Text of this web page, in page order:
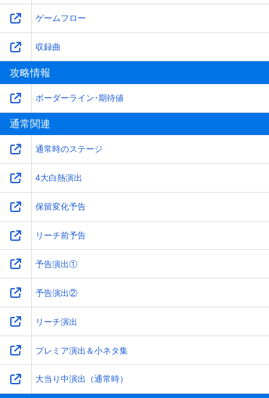
ゲームフロー
収録曲
攻略情報
ボーダーライン･期待値
通常関連
通常時のステージ
4大白熱演出
保留変化予告
リーチ前予告
予告演出①
予告演出②
リーチ演出
プレミア演出＆小ネタ集
大当り中演出（通常時）